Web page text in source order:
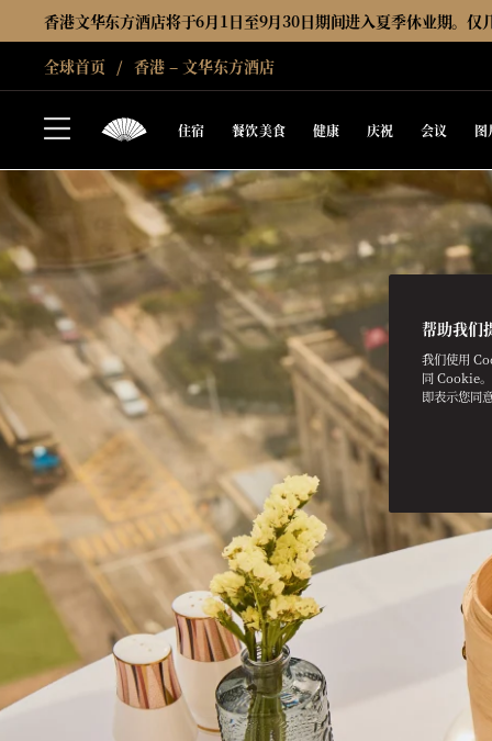
香港文华东方酒店将于6月1日至9月30日期间进入夏季休业期。仅
全球首页 香港 – 文华东方酒店
住宿 餐饮美食 健康 庆祝 会议 图
帮助我们
我们使用
同 Cookie
即表示您同